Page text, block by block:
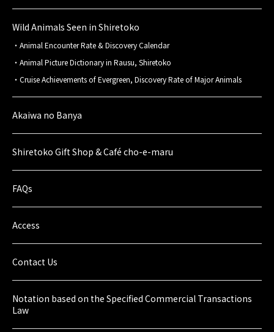
Wild Animals Seen in Shiretoko
Animal Encounter Rate & Discovery Calendar
Animal Picture Dictionary in Rausu, Shiretoko
Cruise Achievements of Evergreen, Discovery Rate of Major Animals
Akaiwa no Banya
Shiretoko Gift Shop & Café cho-e-maru
FAQs
Access
Contact Us
Notation based on the Specified Commercial Transactions
Law